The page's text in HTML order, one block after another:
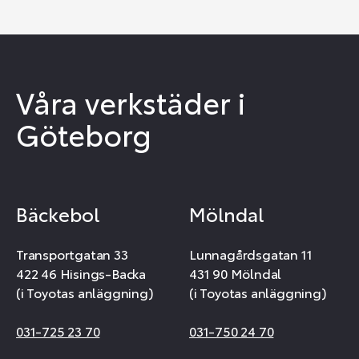
Våra verkstäder i
Göteborg
Bäckebol
Transportgatan 33
422 46 Hisings-Backa
(i Toyotas anläggning)
031-725 23 70
Mölndal
Lunnagårdsgatan 11
431 90 Mölndal
(i Toyotas anläggning)
031-750 24 70